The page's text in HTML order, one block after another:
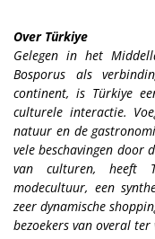
Over Türkiye
Gelegen in het
Bosporus als
continent, is Türkiye
culturele interactie.
natuur en de
vele beschavingen door
van culturen, heeft
modecultuur, een
zeer dynamische
bezoekers van overal ter